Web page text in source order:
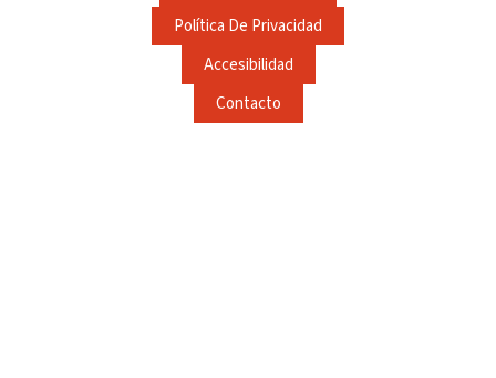
Política De Privacidad
Accesibilidad
Contacto